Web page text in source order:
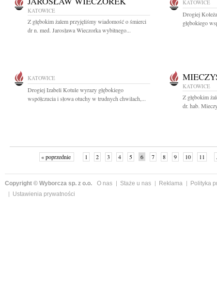
KATOWICE
Z głębokim żalem przyjęliśmy wiadomość o śmierci
dr n. med. Jarosława Wieczorka wybitnego...
KATOWICE
Drogiej
głębokiego
KATOWICE
Drogiej Izabeli Kotule wyrazy głębokiego
współczucia i słowa otuchy w trudnych chwilach,...
KATOWICE
Z głębokim
dr. hab.
« poprzednie 1 2 3 4 5 6 7 8 9 10 11
Copyright © Wyborcza sp. z o.o. O nas Staże u nas Reklama
Polityka
Ustawienia prywatności